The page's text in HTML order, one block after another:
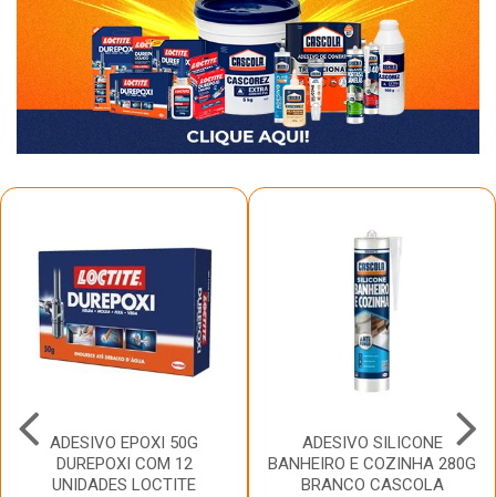
ADESIVO EPOXI 50G
DUREPOXI COM 12
UNIDADES LOCTITE
ADESIVO SILICONE
BANHEIRO E COZINHA 280G
BRANCO CASCOLA